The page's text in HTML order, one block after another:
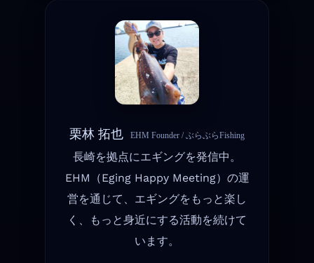
栗林 拓也 EHM Founder / ぶらぶらFishing
長崎を拠点にエギングを発信中。
EHM（Eging Happy Meeting）の運
営を通じて、エギングをもっと楽し
く、もっと身近にする活動を続けて
います。